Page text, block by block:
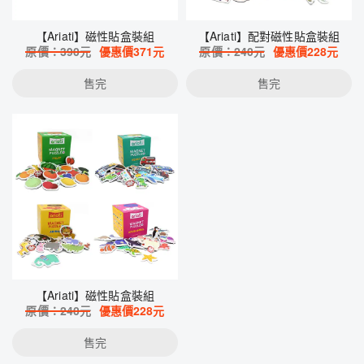
【Ariati】磁性貼盒裝組
原價：390元 優惠價371元
售完
【Ariati】配對磁性貼盒裝組
原價：240元 優惠價228元
售完
【Ariati】磁性貼盒裝組
原價：240元 優惠價228元
售完